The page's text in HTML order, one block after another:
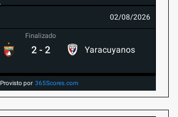
02/08/2026
Finalizado
2 - 2 Yaracuyanos
Provisto por 365Scores.com